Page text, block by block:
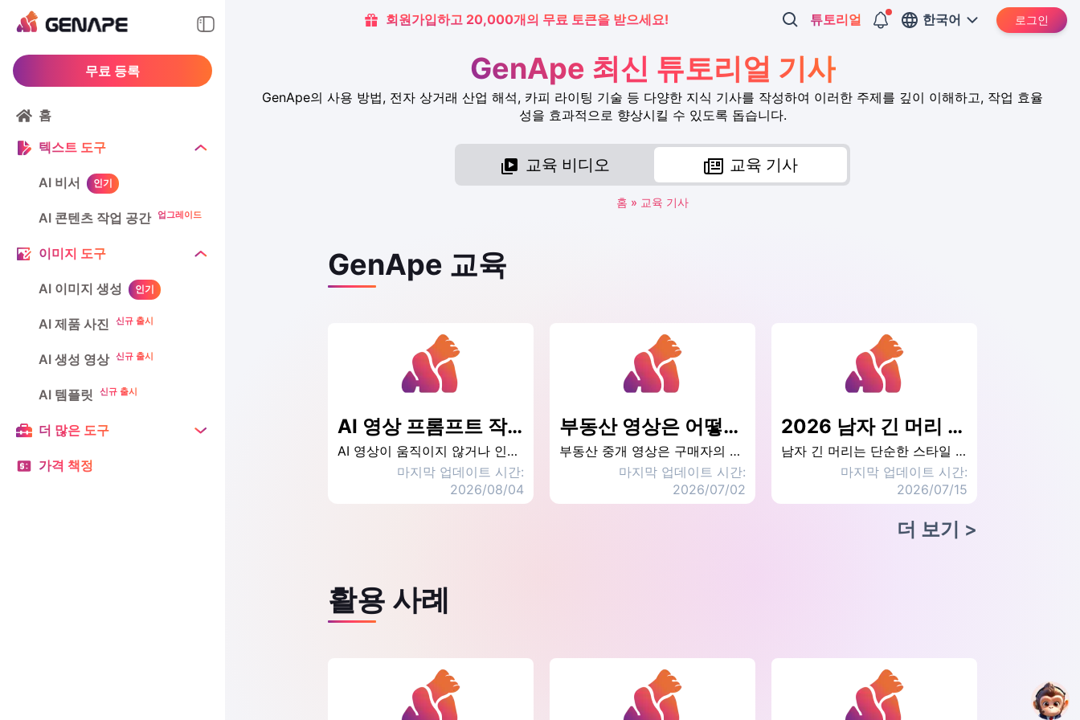
무료 등록
홈
텍스트 도구
AI 비서 인기
AI 콘텐츠 작업 공간 업그레이드
이미지 도구
AI 이미지 생성 인기
AI 제품 사진 신규 출시
AI 생성 영상 신규 출시
AI 템플릿 신규 출시
더 많은 도구
가격 책정
회원가입하고 20,000개의 무료 토큰을 받으세요! 튜토리얼 한국어 로그인
GenApe 최신 튜토리얼 기사
GenApe의 사용 방법, 전자 상거래 산업 해석, 카피 라이팅 기술 등 다양한 지식 기사를 작성하여 이러한 주제를 깊이 이해하고, 작업 효율
성을 효과적으로 향상시킬 수 있도록 돕습니다.
교육 비디오 교육 기사
홈 » 교육 기사
GenApe 교육
AI 영상 프롬프트 작성법｜6가지 핵심 요소와 예시로 AI 영상 만들기
AI 영상이 움직이지 않거나 인물이 왜곡된다면 프롬프트에 필요한 정보가 부족할 수 있습니다. 6가지 핵심 요소, 텍스트·이미지별 작성법, 상품·인물·음식·숏폼 예시, 생성 결과를 수정하는 방법까지 확인해 보세요.
마지막 업데이트 시간:
2026/08/04
부동산 영상은 어떻게 만들까요? AI 3단계로 실제 집을 보는 듯한 숏폼 영상 만들기
부동산 중개 영상은 구매자의 관심을 끌고 노출을 높이는 중요한 콘텐츠 형식이 되었어요. 단순한 부동산 사진과 비교하면, 부동산 영상은 공간 동선, 채광, 그리고 실제 생활의 분위기를 더 잘 전달할 수 있어 잠재 구매자가 매물의 특징을 더 빠르게 이해할 수 있어요. 많은 부동산 중개인이 여전히 영상 제작에는 많은 시간과 편집 기술이 필요하다고 생각하지만, 실제로는 AI 도구를 활용하면 몇 장의 집 사진만으로도 실제 집을 둘러보는 느낌의 부동산 숏폼 영상을 빠르게 만들 수 있어요. 이 글에서는 부동산 영상 제작 과정을 소개하고, AI를 활용해 짧은 시간 안에 고품질 영상 콘텐츠를 완성하는 방법을 알려드릴게요.
마지막 업데이트 시간:
2026/07/02
2026 남자 긴 머리 스타일 추천 12가지: 가운데 가르마·은은한 웨이브 레이어드·포니테일까지 한 번에
남자 긴 머리는 단순한 스타일 선택을 넘어, 분위기와 얼굴 윤곽을 가장 빠르게 바꿔주는 방법이에요. 이 글에서는 2026 남자 긴 머리 스타일 추천 12가지를 정리했어요. 가운데 가르마 긴 머리부터 은은한 웨이브 레이어드, 포니테일(묶는) 남자 긴 머리까지, 먼저 얼굴형과 모발 타입으로 1차 판단한 뒤 남자 긴 머리 시뮬레이션 툴로 빠르게 비교해서 나에게 가장 잘 맞는 남자 긴 머리 스타일 옵션을 좁혀볼게요.
마지막 업데이트 시간:
2026/07/15
더 보기 >
활용 사례